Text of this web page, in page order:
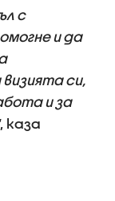
с
и да
си,
и за
каза